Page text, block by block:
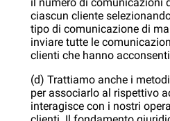
ciascun cliente
tipo di comunicazione di
inviare tutte le
clienti che hanno
(d) Trattiamo anche i
per associarlo al rispettivo
interagisce con i nostri